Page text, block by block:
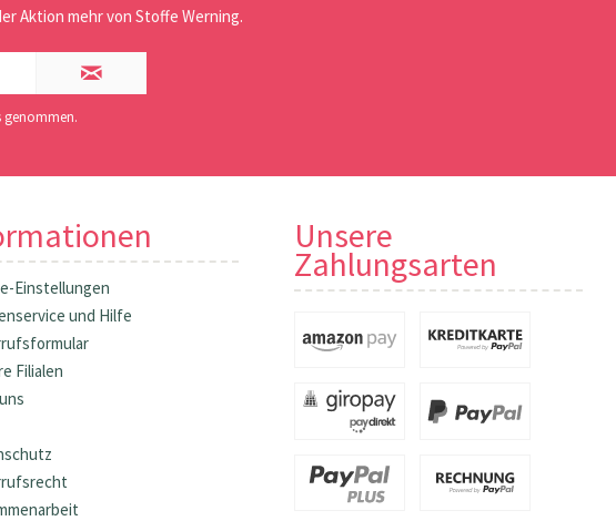
Aktion mehr von Stoffe Werning.
genommen.
Einstellungen
und Hilfe
Filialen
Unsere
Zahlungsarten